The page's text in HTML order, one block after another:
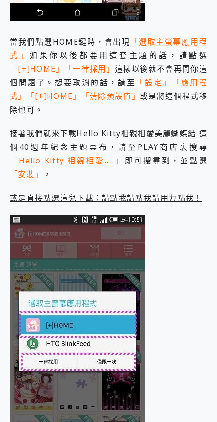
當我們點選HOME鍵時，會出現 「選取主螢幕應用程
式」如果你以後都要用這套主題的話，請點選
「[+]HOME」「一律採用」這樣以後就不會再問你這
個問題了。想要取消的話，請至 「設定」「應用程
式」「[+]HOME」「清除預設值」 或是將這個程式移
除也可。
接著我們就來下載Hello Kitty相親相愛美麗蝴蝶結 這
個40週年紀念主題桌布，請至PLAY商店裏搜尋
「Hello Kitty 相親相愛…..」 即可搜尋到，並點選
「安裝」
。
或是直接點選這兒下載：請點我請點我請用力點我！